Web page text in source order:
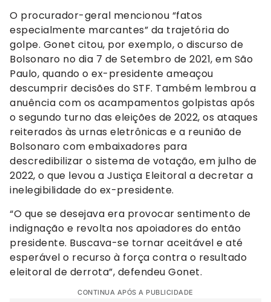
O procurador-geral mencionou “fatos
especialmente marcantes” da trajetória do
golpe. Gonet citou, por exemplo, o discurso de
Bolsonaro no dia 7 de Setembro de 2021, em São
Paulo, quando o ex-presidente ameaçou
descumprir decisões do STF. Também lembrou a
anuência com os acampamentos golpistas após
o segundo turno das eleições de 2022, os ataques
reiterados às urnas eletrônicas e a reunião de
Bolsonaro com embaixadores para
descredibilizar o sistema de votação, em julho de
2022, o que levou a Justiça Eleitoral a decretar a
inelegibilidade do ex-presidente.
“O que se desejava era provocar sentimento de
indignação e revolta nos apoiadores do então
presidente. Buscava-se tornar aceitável e até
esperável o recurso à força contra o resultado
eleitoral de derrota”, defendeu Gonet.
CONTINUA APÓS A PUBLICIDADE